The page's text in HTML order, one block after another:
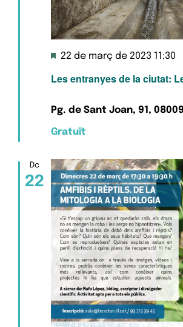
Les entranyes de la ciutat:
Destacats
22 de març de 2023 11:30
Pg. de Sant Joan, 91,
Gratuït
Dc
22